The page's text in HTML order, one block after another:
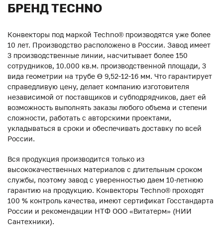
БРЕНД TECHNO
Конвекторы под маркой Techno® производятся уже более
10 лет. Производство расположено в России. Завод имеет
3 производственные линии, насчитывает более 150
сотрудников, 10.000 кв.м. производственной площади, 3
вида геометрии на трубе ϴ 9,52-12-16 мм. Что гарантирует
справедливую цену, делает компанию изготовителя
независимой от поставщиков и субподрядчиков, дает ей
возможность выполнять заказы любого объема и степени
сложности, работать с авторскими проектами,
укладываться в сроки и обеспечивать доставку по всей
России.
Вся продукция производится только из
высококачественных материалов с длительным сроком
службы, поэтому завод с уверенностью даем 10-летнюю
гарантию на продукцию. Конвекторы Techno® проходят
100 % контроль качества, имеют сертификат Госстандарта
России и рекомендации НТФ ООО «Витатерм» (НИИ
Сантехники).